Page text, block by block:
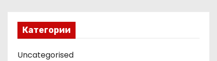
Категории
Uncategorised